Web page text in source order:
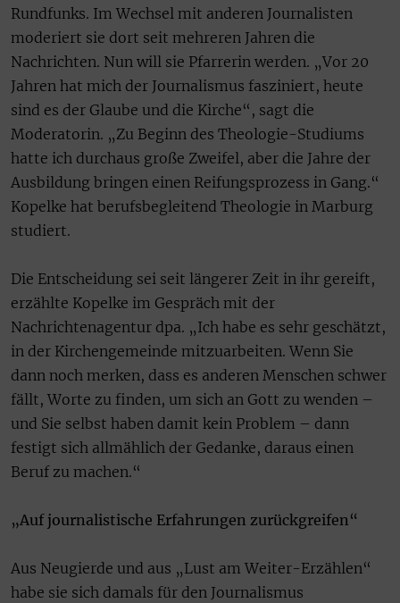
Rundfunks. Im Wechsel mit anderen Journalisten
moderiert sie dort seit mehreren Jahren die
Nachrichten. Nun will sie Pfarrerin werden. „Vor 20
Jahren hat mich der Journalismus fasziniert, heute
sind es der Glaube und die Kirche“, sagt die
Moderatorin. „Zu Beginn des Theologie-Studiums
hatte ich durchaus große Zweifel, aber die Jahre der
Ausbildung bringen einen Reifungsprozess in Gang.“
Kopelke hat berufsbegleitend Theologie in Marburg
studiert.
Die Entscheidung sei seit längerer Zeit in ihr gereift,
erzählte Kopelke im Gespräch mit der
Nachrichtenagentur dpa. „Ich habe es sehr geschätzt,
in der Kirchengemeinde mitzuarbeiten. Wenn Sie
dann noch merken, dass es anderen Menschen schwer
fällt, Worte zu finden, um sich an Gott zu wenden –
und Sie selbst haben damit kein Problem – dann
festigt sich allmählich der Gedanke, daraus einen
Beruf zu machen.“
„Auf journalistische Erfahrungen zurückgreifen“
Aus Neugierde und aus „Lust am Weiter-Erzählen“
habe sie sich damals für den Journalismus